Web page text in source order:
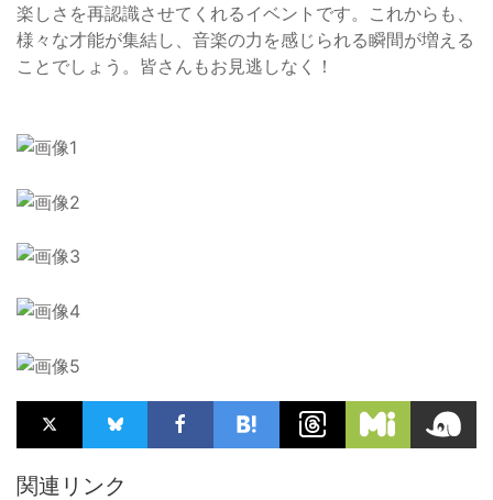
楽しさを再認識させてくれるイベントです。これからも、
様々な才能が集結し、音楽の力を感じられる瞬間が増える
ことでしょう。皆さんもお見逃しなく！
関連リンク